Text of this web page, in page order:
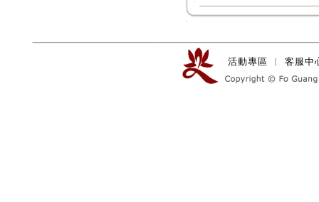
活動專區 ︱ 客服中